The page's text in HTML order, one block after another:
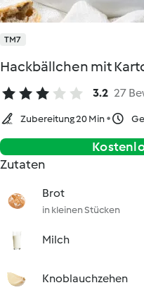
TM7
Hackbällchen mit
3.2 27
Zubereitung 20 Min
Zutaten
Brot
in kleinen Stücken
Milch
Knoblauchzehen